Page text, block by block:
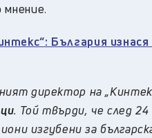
България
директор на
. Той твърди, че след
изгубени за